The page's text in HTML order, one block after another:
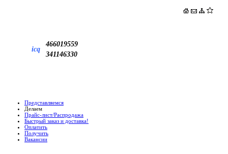
icq
466019559
341146330
Представляемся
Делаем
Прайс-лист/Распродажа
Быстрый заказ и доставка!
Оплатить
Получить
Вакансии